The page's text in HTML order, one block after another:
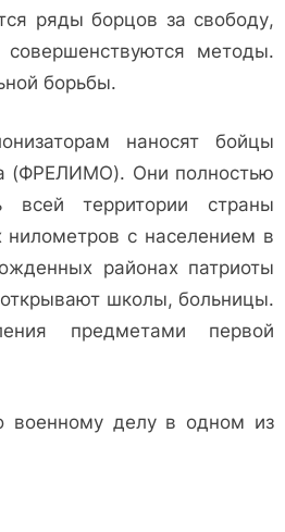
ряды борцов за свободу,
совершенствуются методы.
борьбы.
наносят бойцы
(ФРЕЛИМО). Они полностью
всей территории страны
с населением в
районах патриоты
школы, больницы.
предметами первой
военному делу в одном из